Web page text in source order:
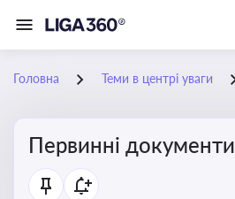
Головна Теми в центрі уваги
Первинні документи